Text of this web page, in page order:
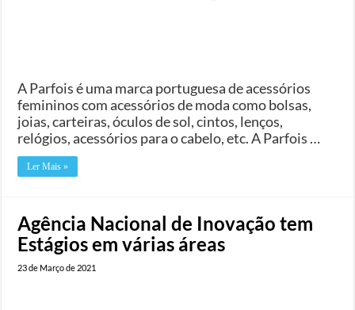
A Parfois é uma marca portuguesa de acessórios
femininos com acessórios de moda como bolsas,
joias, carteiras, óculos de sol, cintos, lenços,
relógios, acessórios para o cabelo, etc. A Parfois …
Ler Mais »
Agência Nacional de Inovação tem
Estágios em várias áreas
23 de Março de 2021